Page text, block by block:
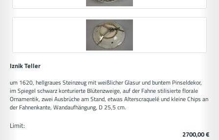
Iznik Teller
um 1620, hellgraues Steinzeug mit weißlicher Glasur und buntem Pinseldekor,
im Spiegel schwarz konturierte Blütenzweige, auf der Fahne stilisierte florale
Ornamentik, zwei Ausbrüche am Stand, etwas Alterscraquelé und kleine Chips an
der Fahnenkante, Wandaufhängung, D 25,5 cm.
Limit:
2700,00 €